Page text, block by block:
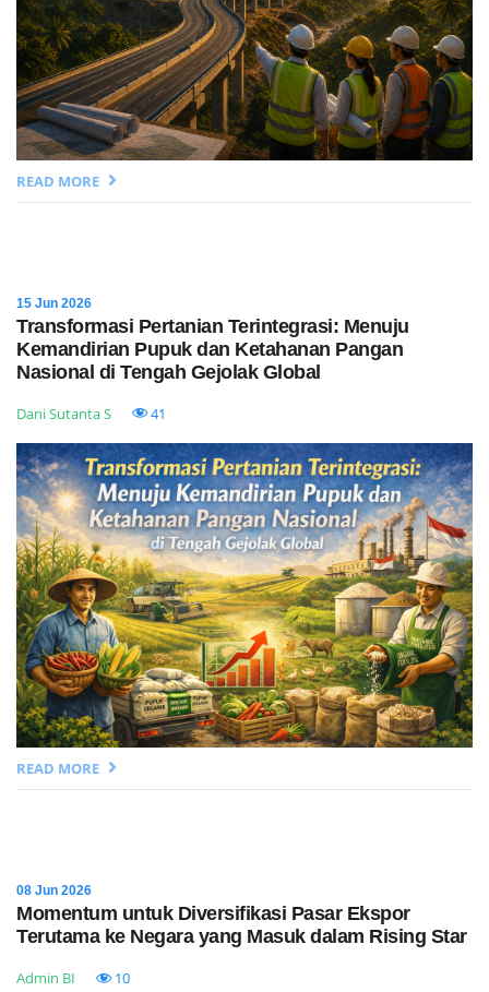
READ MORE
15 Jun 2026
Transformasi Pertanian Terintegrasi: Menuju
Kemandirian Pupuk dan Ketahanan Pangan
Nasional di Tengah Gejolak Global
Dani Sutanta S 41
READ MORE
08 Jun 2026
Momentum untuk Diversifikasi Pasar Ekspor
Terutama ke Negara yang Masuk dalam Rising Star
Admin BI 10